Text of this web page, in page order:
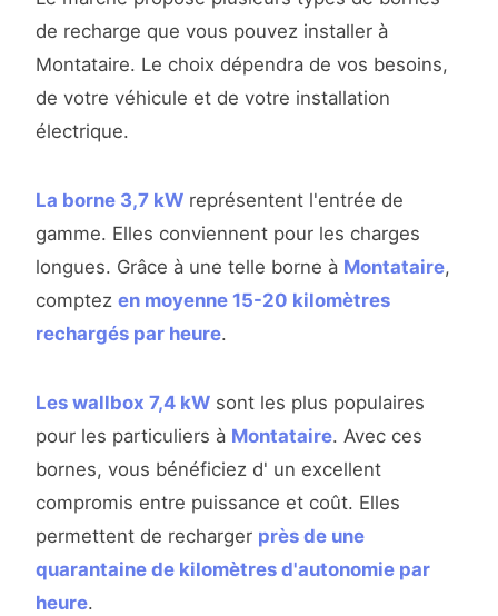
de recharge que vous pouvez installer à
Montataire. Le choix dépendra de vos besoins,
de votre véhicule et de votre installation
électrique.
La borne 3,7 kW représentent l'entrée de
gamme. Elles conviennent pour les charges
longues. Grâce à une telle borne à Montataire,
comptez en moyenne 15-20 kilomètres
rechargés par heure.
Les wallbox 7,4 kW sont les plus populaires
pour les particuliers à Montataire. Avec ces
bornes, vous bénéficiez d' un excellent
compromis entre puissance et coût. Elles
permettent de recharger près de une
quarantaine de kilomètres d'autonomie par
heure.